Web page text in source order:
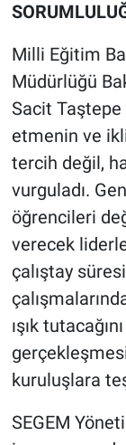
Milli Eğitim
Müdürlüğü
Sacit
etmenin ve
tercih değil,
vurguladı.
öğrencileri
verecek
çalıştay
ışık
kuruluşlara
SEGEM